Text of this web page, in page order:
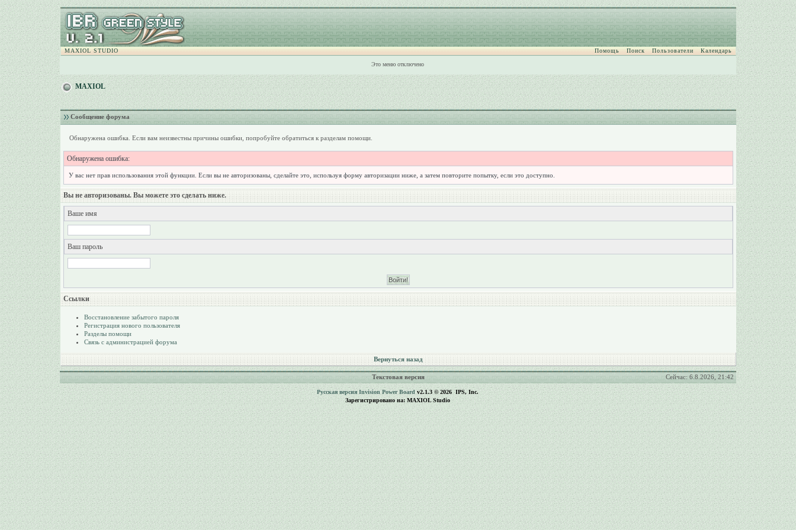
MAXIOL STUDIO Помощь Поиск Пользователи Календарь
Это меню отключено
MAXIOL
Сообщение форума
Обнаружена ошибка. Если вам неизвестны причины ошибки, попробуйте обратиться к разделам помощи.
Обнаружена ошибка:
У вас нет прав использования этой функции. Если вы не авторизованы, сделайте это, используя форму авторизации ниже, а затем повторите попытку, если это доступно.
Вы не авторизованы. Вы можете это сделать ниже.
Ваше имя
Ваш пароль
Ссылки
Восстановление забытого пароля
Регистрация нового пользователя
Разделы помощи
Связь с администрацией форума
Вернуться назад
Текстовая версия Сейчас: 6.8.2026, 21:42
Русская версия Invision Power Boardv2.1.3 © 2026 IPS, Inc.
Зарегистрировано на: MAXIOL Studio